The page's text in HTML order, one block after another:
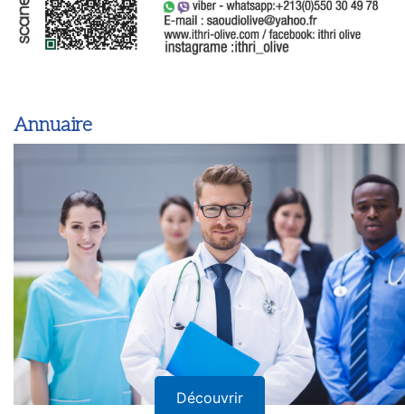
Annuaire
Découvrir